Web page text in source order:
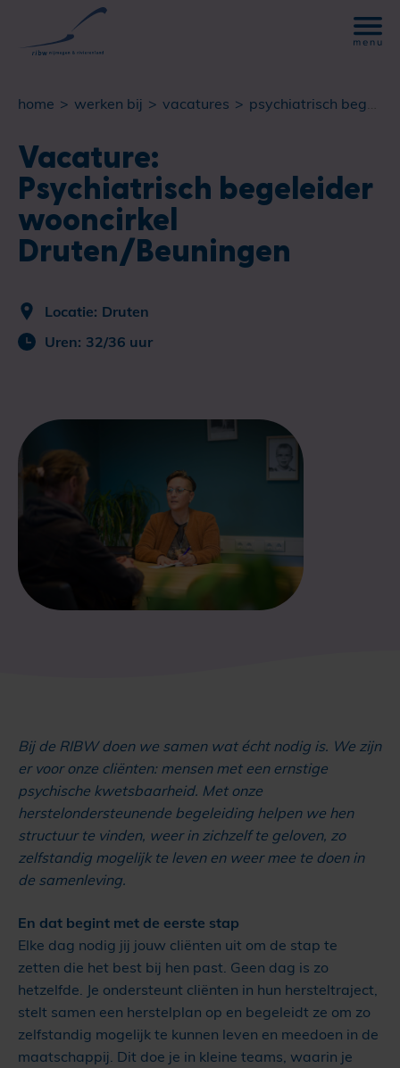
home werken bij vacatures psychiatrisch begeleider wooncirkel druten/beuningen
Vacature:
Psychiatrisch begeleider
wooncirkel
Druten/Beuningen
Locatie: Druten
Uren: 32/36 uur
Bij de RIBW doen we samen wat écht nodig is. We zijn
er voor onze cliënten: mensen met een ernstige
psychische kwetsbaarheid. Met onze
herstelondersteunende begeleiding helpen we hen
structuur te vinden, weer in zichzelf te geloven, zo
zelfstandig mogelijk te leven en weer mee te doen in
de samenleving.
En dat begint met de eerste stap
Elke dag nodig jij jouw cliënten uit om de stap te
zetten die het best bij hen past. Geen dag is zo
hetzelfde. Je ondersteunt cliënten in hun hersteltraject,
stelt samen een herstelplan op en begeleidt ze om zo
zelfstandig mogelijk te kunnen leven en meedoen in de
maatschappij. Dit doe je in kleine teams, waarin je